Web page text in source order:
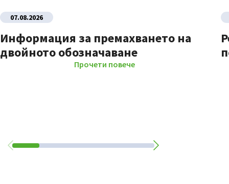
07.08.2026
Информация за премахването на
двойното обозначаване
Прочети повече